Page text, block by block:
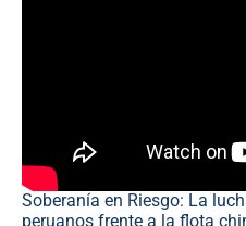
Soberanía en Riesgo: La
peruanos frente a la flota